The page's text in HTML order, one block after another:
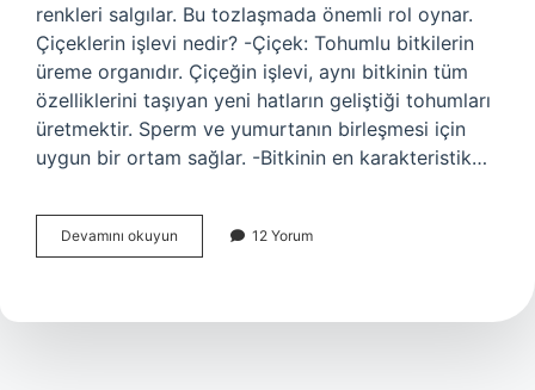
renkleri salgılar. Bu tozlaşmada önemli rol oynar.
Çiçeklerin işlevi nedir? -Çiçek: Tohumlu bitkilerin
üreme organıdır. Çiçeğin işlevi, aynı bitkinin tüm
özelliklerini taşıyan yeni hatların geliştiği tohumları
üretmektir. Sperm ve yumurtanın birleşmesi için
uygun bir ortam sağlar. -Bitkinin en karakteristik…
Devamını okuyun
Tablası
12 Yorum